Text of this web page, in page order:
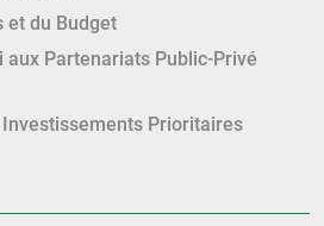
et du Budget
aux Partenariats Public-Privé
Prioritaires